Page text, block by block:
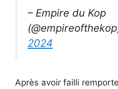
– Empire du Kop
2024
Après avoir failli